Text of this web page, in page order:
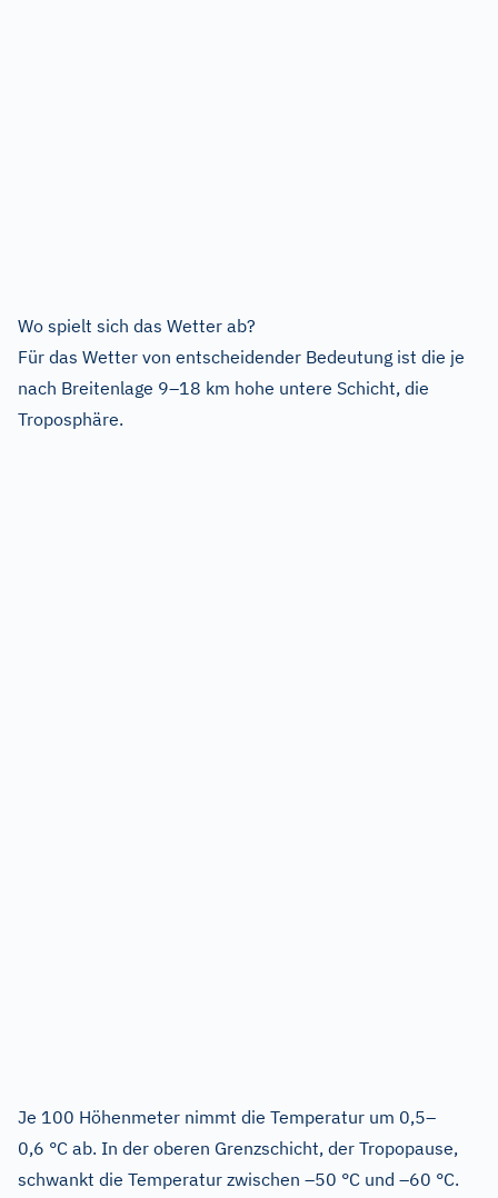
Wo spielt sich das Wetter ab?
Für das Wetter von entscheidender Bedeutung ist die je
nach Breitenlage 9–18 km hohe untere Schicht, die
Troposphäre.
Je 100 Höhenmeter nimmt die Temperatur um 0,5–
0,6 °C ab. In der oberen Grenzschicht, der Tropopause,
schwankt die Temperatur zwischen –50 °C und –60 °C.